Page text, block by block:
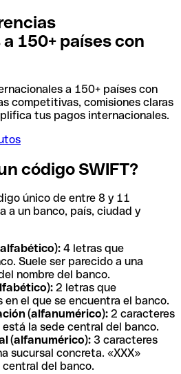
150+ países con
a 150+ países con
competitivas, comisiones claras
tus pagos internacionales.
código SWIFT?
único de entre 8 y 11
a un banco, país, ciudad y
4 letras que
Suele ser parecido a una
nombre del banco.
2 letras que
en el que se encuentra el banco.
(alfanumérico): 2 caracteres
la sede central del banco.
(alfanumérico): 3 caracteres
sucursal concreta. «XXX»
del banco.